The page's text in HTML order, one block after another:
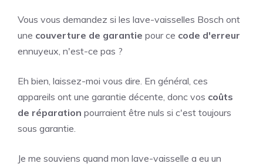
Vous vous demandez si les lave-vaisselles Bosch ont
une couverture de garantie pour ce code d'erreur
ennuyeux, n'est-ce pas ?
Eh bien, laissez-moi vous dire. En général, ces
appareils ont une garantie décente, donc vos coûts
de réparation pourraient être nuls si c'est toujours
sous garantie.
Je me souviens quand mon lave-vaisselle a eu un